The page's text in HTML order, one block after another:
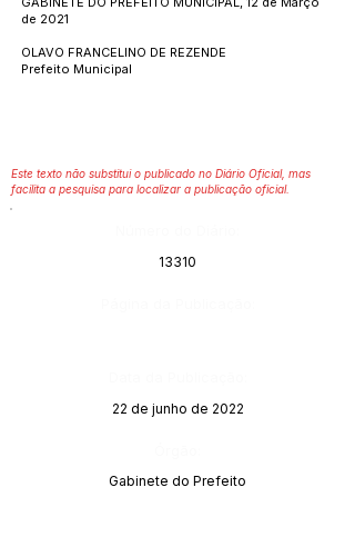
de 2021
OLAVO FRANCELINO DE REZENDE
Prefeito Municipal
Este texto não substitui o publicado no Diário Oficial, mas
facilita a pesquisa para localizar a publicação oficial.
13310
22 de junho de 2022
Gabinete do Prefeito